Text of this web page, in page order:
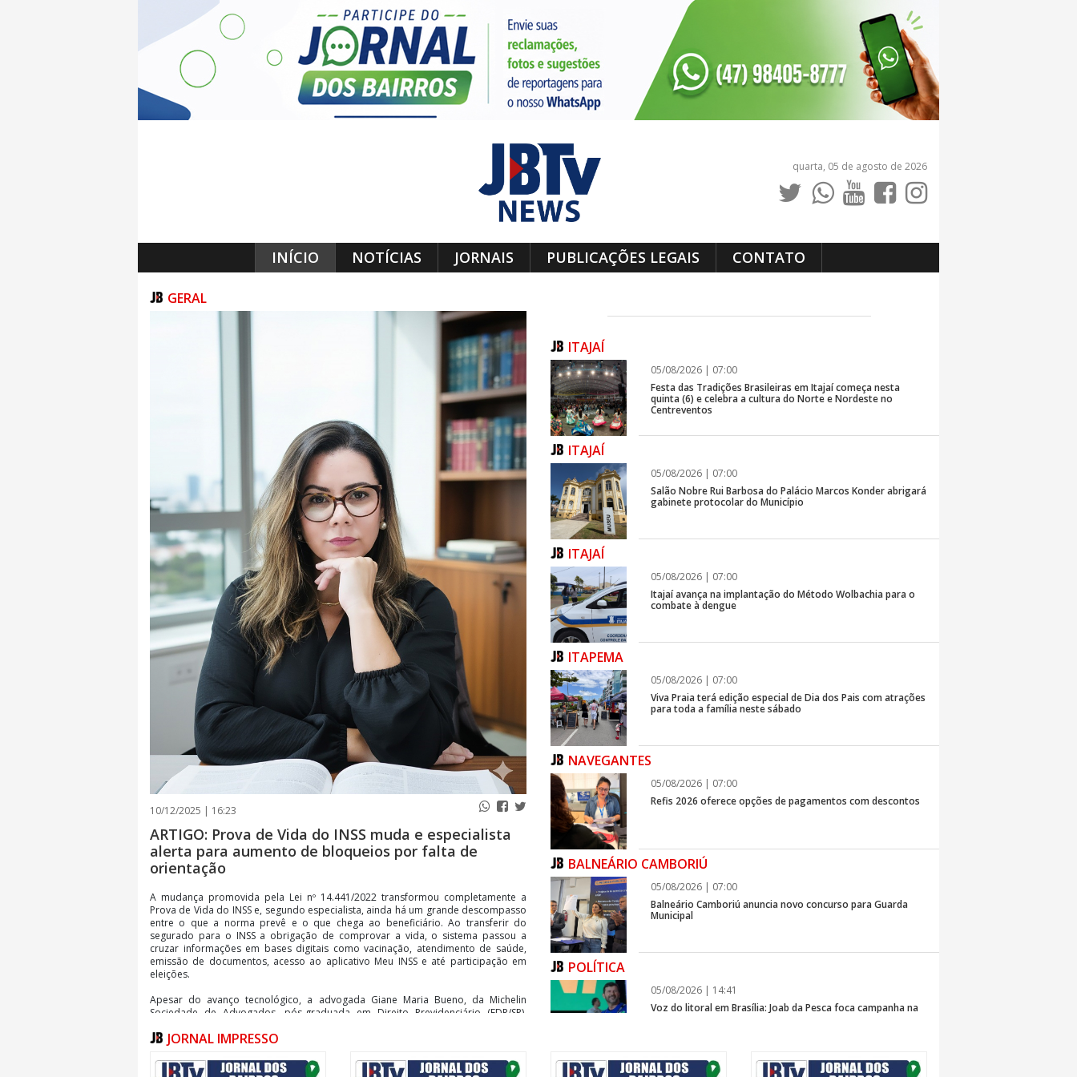
quarta, 05 de agosto de 2026
INÍCIO NOTÍCIAS JORNAIS PUBLICAÇÕES LEGAIS CONTATO
GERAL
10/12/2025 | 16:23
ARTIGO: Prova de Vida do INSS muda e especialista
alerta para aumento de bloqueios por falta de
orientação
A mudança promovida pela Lei nº 14.441/2022 transformou completamente a
Prova de Vida do INSS e, segundo especialista, ainda há um grande descompasso
entre o que a norma prevê e o que chega ao beneficiário. Ao transferir do
segurado para o INSS a obrigação de comprovar a vida, o sistema passou a
cruzar informações em bases digitais como vacinação, atendimento de saúde,
emissão de documentos, acesso ao aplicativo Meu INSS e até participação em
eleições.
Apesar do avanço tecnológico, a advogada Giane Maria Bueno, da Michelin
Sociedade de Advogados, pós-graduada em Direito Previdenciário (EDP/SP),
alerta que muitos beneficiários continuam sendo surpreendidos por bloqueios e
quais situações exigem ação preventiva.
ITAJAÍ
05/08/2026 | 07:00
Festa das Tradições Brasileiras em Itajaí começa nesta
quinta (6) e celebra a cultura do Norte e Nordeste no
Centreventos
ITAJAÍ
05/08/2026 | 07:00
Salão Nobre Rui Barbosa do Palácio Marcos Konder abrigará
gabinete protocolar do Município
ITAJAÍ
05/08/2026 | 07:00
Itajaí avança na implantação do Método Wolbachia para o
combate à dengue
ITAPEMA
05/08/2026 | 07:00
Viva Praia terá edição especial de Dia dos Pais com atrações
para toda a família neste sábado
NAVEGANTES
05/08/2026 | 07:00
Refis 2026 oferece opções de pagamentos com descontos
BALNEÁRIO CAMBORIÚ
05/08/2026 | 07:00
Balneário Camboriú anuncia novo concurso para Guarda
Municipal
POLÍTICA
05/08/2026 | 14:41
Voz do litoral em Brasília: Joab da Pesca foca campanha na
ITAPEMA
JORNAL IMPRESSO